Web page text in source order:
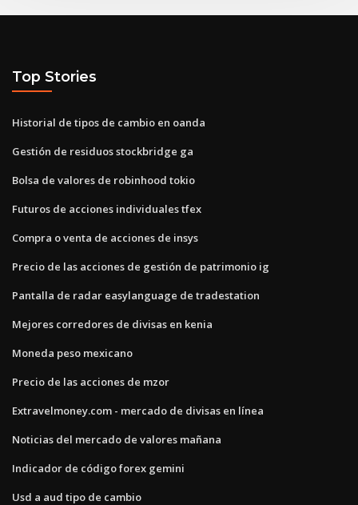
Top Stories
Historial de tipos de cambio en oanda
Gestión de residuos stockbridge ga
Bolsa de valores de robinhood tokio
Futuros de acciones individuales tfex
Compra o venta de acciones de insys
Precio de las acciones de gestión de patrimonio ig
Pantalla de radar easylanguage de tradestation
Mejores corredores de divisas en kenia
Moneda peso mexicano
Precio de las acciones de mzor
Extravelmoney.com - mercado de divisas en línea
Noticias del mercado de valores mañana
Indicador de código forex gemini
Usd a aud tipo de cambio